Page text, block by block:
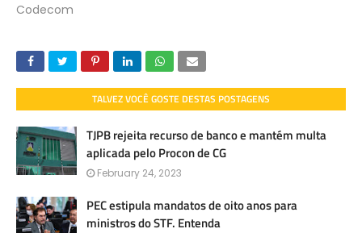
Codecom
TALVEZ VOCÊ GOSTE DESTAS POSTAGENS
TJPB rejeita recurso de banco e mantém multa
aplicada pelo Procon de CG
February 24, 2023
PEC estipula mandatos de oito anos para
ministros do STF. Entenda